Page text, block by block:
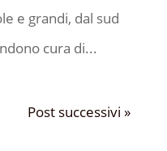
e grandi, dal sud
cura di...
Post successivi »